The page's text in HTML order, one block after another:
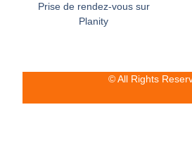
Prise de rendez-vous sur
Planity
© All Rights